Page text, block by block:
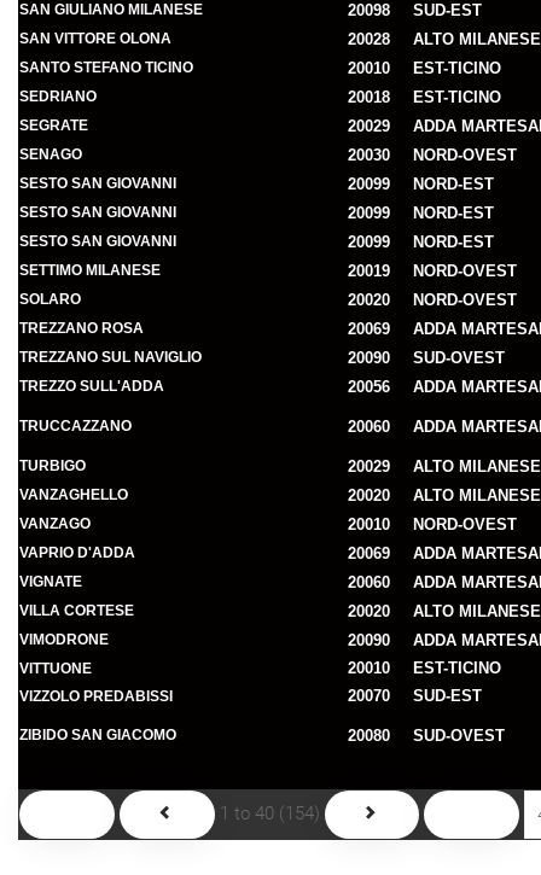
SAN GIULIANO MILANESE 20098 SUD-EST
SAN VITTORE OLONA 20028 ALTO MILANESE
SANTO STEFANO TICINO 20010 EST-TICINO
SEDRIANO 20018 EST-TICINO
SEGRATE 20029 ADDA
SENAGO 20030 NORD-OVEST
SESTO SAN GIOVANNI 20099 NORD-EST
SESTO SAN GIOVANNI 20099 NORD-EST
SESTO SAN GIOVANNI 20099 NORD-EST
SETTIMO MILANESE 20019 NORD-OVEST
SOLARO 20020 NORD-OVEST
TREZZANO ROSA 20069 ADDA
TREZZANO SUL NAVIGLIO 20090 SUD-OVEST
TREZZO SULL'ADDA 20056 ADDA
TRUCCAZZANO 20060 ADDA
TURBIGO 20029 ALTO MILANESE
VANZAGHELLO 20020 ALTO MILANESE
VANZAGO 20010 NORD-OVEST
VAPRIO D'ADDA 20069 ADDA
VIGNATE 20060 ADDA
VILLA CORTESE 20020 ALTO MILANESE
VIMODRONE 20090 ADDA
VITTUONE 20010 EST-TICINO
VIZZOLO PREDABISSI 20070 SUD-EST
ZIBIDO SAN GIACOMO 20080 SUD-OVEST
1 to 40 (154)